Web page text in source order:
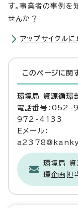
す。事業者の事例を
せんか？
アップサイクル
このページに関
環境局 資源循環
電話番号：
972-4133
Eメール：
環境局
環企画担